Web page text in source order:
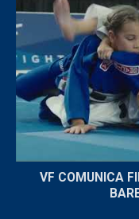
VF COMUNICA